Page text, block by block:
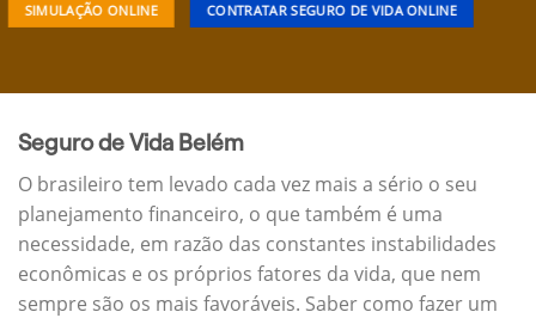
SIMULAÇÃO ONLINE CONTRATAR SEGURO DE VIDA ONLINE
Seguro de Vida Belém
O brasileiro tem levado cada vez mais a sério o seu
planejamento financeiro, o que também é uma
necessidade, em razão das constantes instabilidades
econômicas e os próprios fatores da vida, que nem
sempre são os mais favoráveis. Saber como fazer um